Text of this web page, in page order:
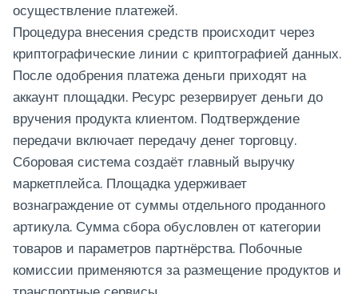
осуществление платежей.
Процедура внесения средств происходит через
криптографические линии с криптографией данных.
После одобрения платежа деньги приходят на
аккаунт площадки. Ресурс резервирует деньги до
вручения продукта клиентом. Подтверждение
передачи включает передачу денег торговцу.
Сборовая система создаёт главный выручку
маркетплейса. Площадка удерживает
вознаграждение от суммы отдельного проданного
артикула. Сумма сбора обусловлен от категории
товаров и параметров партнёрства. Побочные
комиссии применяются за размещение продуктов и